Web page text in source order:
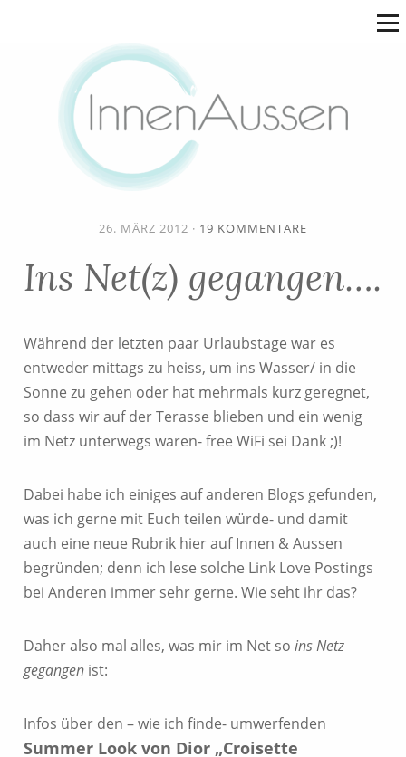
26. MÄRZ 2012 · 19 KOMMENTARE
Ins Net(z) gegangen….
Während der letzten paar Urlaubstage war es
entweder mittags zu heiss, um ins Wasser/ in die
Sonne zu gehen oder hat mehrmals kurz geregnet,
so dass wir auf der Terasse blieben und ein wenig
im Netz unterwegs waren- free WiFi sei Dank ;)!
Dabei habe ich einiges auf anderen Blogs gefunden,
was ich gerne mit Euch teilen würde- und damit
auch eine neue Rubrik hier auf Innen & Aussen
begründen; denn ich lese solche Link Love Postings
bei Anderen immer sehr gerne. Wie seht ihr das?
Daher also mal alles, was mir im Net so ins Netz
gegangen ist:
Infos über den – wie ich finde- umwerfenden
Summer Look von Dior „Croisette